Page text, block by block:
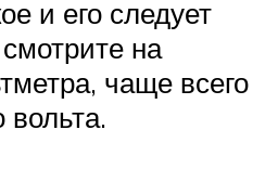
и его следует
на
чаще всего
вольта.